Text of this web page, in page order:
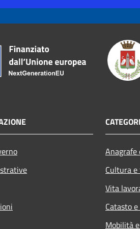
Cultura
Vita
Catasto
Mobilità